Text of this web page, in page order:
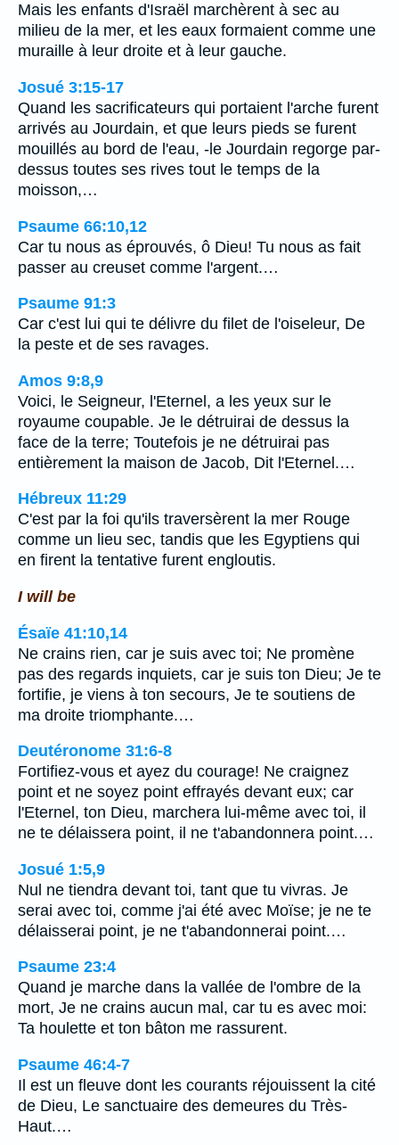
Mais les enfants d'Israël marchèrent à sec au
milieu de la mer, et les eaux formaient comme une
muraille à leur droite et à leur gauche.
Josué 3:15-17
Quand les sacrificateurs qui portaient l'arche furent
arrivés au Jourdain, et que leurs pieds se furent
mouillés au bord de l'eau, -le Jourdain regorge par-
dessus toutes ses rives tout le temps de la
moisson,…
Psaume 66:10,12
Car tu nous as éprouvés, ô Dieu! Tu nous as fait
passer au creuset comme l'argent.…
Psaume 91:3
Car c'est lui qui te délivre du filet de l'oiseleur, De
la peste et de ses ravages.
Amos 9:8,9
Voici, le Seigneur, l'Eternel, a les yeux sur le
royaume coupable. Je le détruirai de dessus la
face de la terre; Toutefois je ne détruirai pas
entièrement la maison de Jacob, Dit l'Eternel.…
Hébreux 11:29
C'est par la foi qu'ils traversèrent la mer Rouge
comme un lieu sec, tandis que les Egyptiens qui
en firent la tentative furent engloutis.
I will be
Ésaïe 41:10,14
Ne crains rien, car je suis avec toi; Ne promène
pas des regards inquiets, car je suis ton Dieu; Je te
fortifie, je viens à ton secours, Je te soutiens de
ma droite triomphante.…
Deutéronome 31:6-8
Fortifiez-vous et ayez du courage! Ne craignez
point et ne soyez point effrayés devant eux; car
l'Eternel, ton Dieu, marchera lui-même avec toi, il
ne te délaissera point, il ne t'abandonnera point.…
Josué 1:5,9
Nul ne tiendra devant toi, tant que tu vivras. Je
serai avec toi, comme j'ai été avec Moïse; je ne te
délaisserai point, je ne t'abandonnerai point.…
Psaume 23:4
Quand je marche dans la vallée de l'ombre de la
mort, Je ne crains aucun mal, car tu es avec moi:
Ta houlette et ton bâton me rassurent.
Psaume 46:4-7
Il est un fleuve dont les courants réjouissent la cité
de Dieu, Le sanctuaire des demeures du Très-
Haut.…